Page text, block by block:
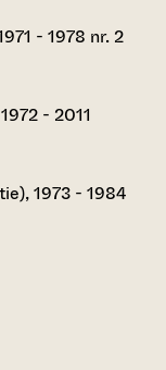
- 1978 nr. 2
- 2011
1973 - 1984